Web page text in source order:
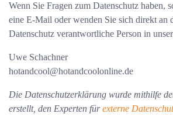
Wenn Sie Fragen zum Datenschutz haben,
eine E-Mail oder wenden Sie sich direkt an
Datenschutz verantwortliche Person in
Uwe Schachner
hotandcool@hotandcoolonline.de
Die Datenschutzerklärung wurde mithilfe
erstellt, den Experten fürexterne